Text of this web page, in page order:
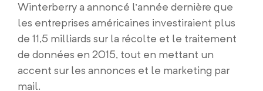
Winterberry a annoncé l’année dernière que
les entreprises américaines investiraient plus
de 11,5 milliards sur la récolte et le traitement
de données en 2015, tout en mettant un
accent sur les annonces et le marketing par
mail.